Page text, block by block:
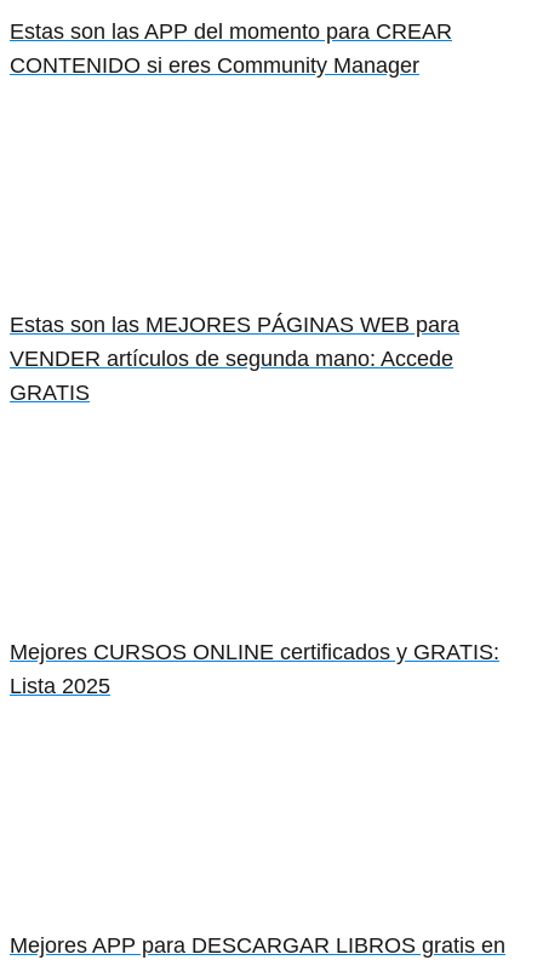
Estas son las APP del momento para CREAR
CONTENIDO si eres Community Manager
Estas son las MEJORES PÁGINAS WEB para
VENDER artículos de segunda mano: Accede
GRATIS
Mejores CURSOS ONLINE certificados y GRATIS:
Lista 2025
Mejores APP para DESCARGAR LIBROS gratis en